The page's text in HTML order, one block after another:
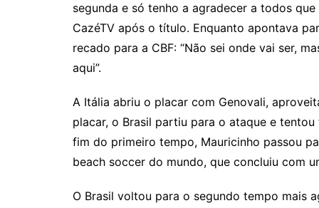
segunda e só tenho a agradecer a todos
CazéTV após o título. Enquanto apontava
recado para a CBF: “Não sei onde vai ser,
aqui”.
A Itália abriu o placar com Genovali,
placar, o Brasil partiu para o ataque e
fim do primeiro tempo, Mauricinho passou
beach soccer do mundo, que concluiu com
O Brasil voltou para o segundo tempo mais